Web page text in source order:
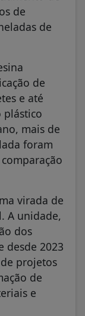
de
de
de
e até
plástico
mais de
foram
virada de
A unidade,
dos
desde 2023
projetos
de
e